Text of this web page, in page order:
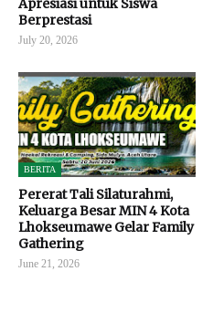
Apresiasi untuk Siswa
Berprestasi
July 20, 2026
BERITA
Pererat Tali Silaturahmi,
Keluarga Besar MIN 4 Kota
Lhokseumawe Gelar Family
Gathering
June 21, 2026